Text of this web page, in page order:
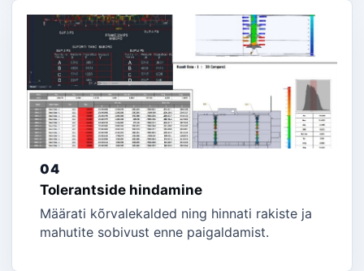
04
Tolerantside hindamine
Määrati kõrvalekalded ning hinnati rakiste ja
mahutite sobivust enne paigaldamist.